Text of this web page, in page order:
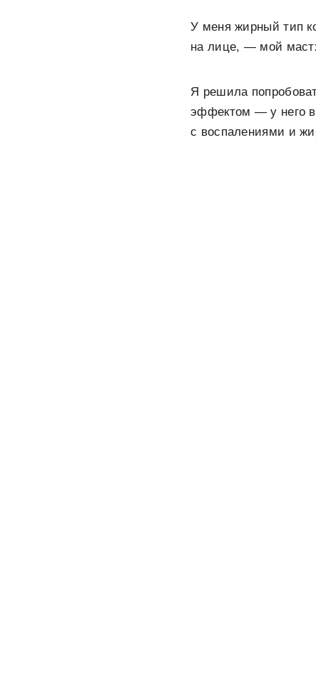
У меня жирный тип
на лице, — мой
Я решила
эффектом — у него в
с воспалениями и